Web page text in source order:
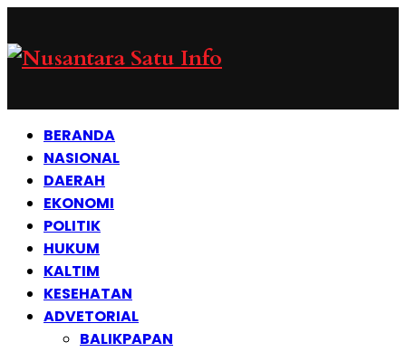
BERANDA
NASIONAL
DAERAH
EKONOMI
POLITIK
HUKUM
KALTIM
KESEHATAN
ADVETORIAL
BALIKPAPAN